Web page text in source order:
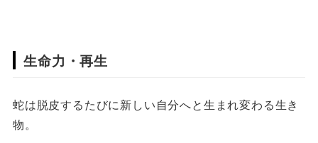
生命力・再生
蛇は脱皮するたびに新しい自分へと生まれ変わる生き
物。